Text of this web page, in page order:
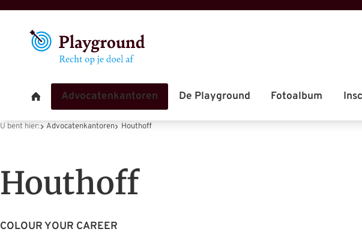
U bent hier: Advocatenkantoren Houthoff
Houthoff
COLOUR YOUR CAREER